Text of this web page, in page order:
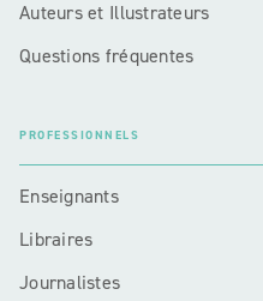
Auteurs et Illustrateurs
Questions fréquentes
PROFESSIONNELS
Enseignants
Libraires
Journalistes